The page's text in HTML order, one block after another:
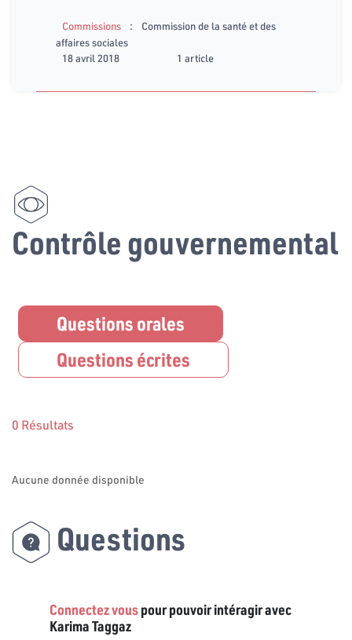
Commissions :
Commission de la santé et des
affaires sociales
18 avril 2018
1 article
Contrôle gouvernemental
Questions orales
Questions écrites
0 Résultats
Aucune donnée disponible
Questions
Connectez vouspour pouvoir intéragir avec
Karima Taggaz